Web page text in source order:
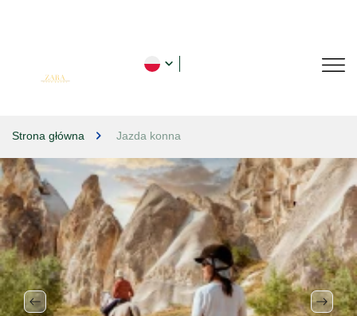
Strona główna Jazda konna